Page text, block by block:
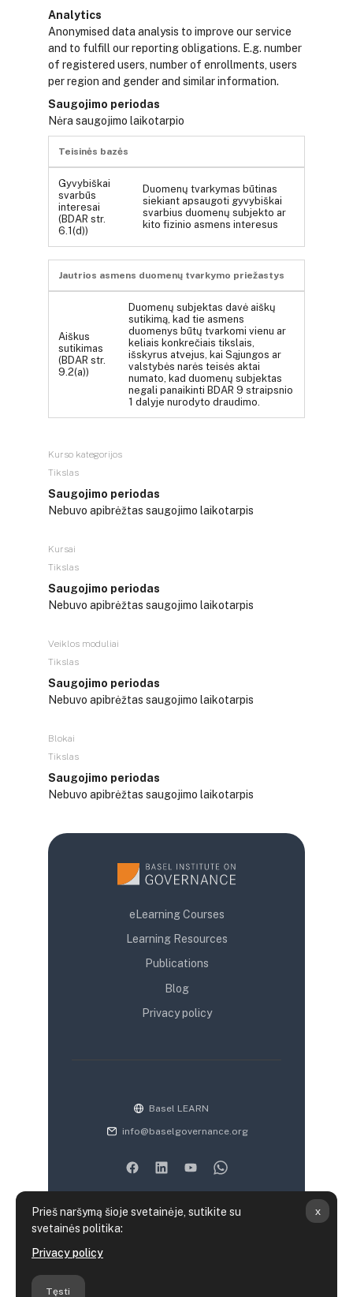
Prieš naršymą šioje svetainėje, sutikite su
svetainės politika:
Privacy policy
Tęsti
x
Analytics
Anonymised data analysis to improve our service
and to fulfill our reporting obligations. E.g. number
of registered users, number of enrollments, users
per region and gender and similar information.
Saugojimo periodas
Nėra saugojimo laikotarpio
Teisinės bazės
Gyvybiškai
svarbūs
interesai
(BDAR str.
6.1(d))
Duomenų tvarkymas būtinas
siekiant apsaugoti gyvybiškai
svarbius duomenų subjekto ar
kito fizinio asmens interesus
Jautrios asmens duomenų tvarkymo priežastys
Aiškus
sutikimas
(BDAR str.
9.2(a))
Duomenų subjektas davė aiškų
sutikimą, kad tie asmens
duomenys būtų tvarkomi vienu ar
keliais konkrečiais tikslais,
išskyrus atvejus, kai Sąjungos ar
valstybės narės teisės aktai
numato, kad duomenų subjektas
negali panaikinti BDAR 9 straipsnio
1 dalyje nurodyto draudimo.
Kurso kategorijos
Tikslas
Saugojimo periodas
Nebuvo apibrėžtas saugojimo laikotarpis
Kursai
Tikslas
Saugojimo periodas
Nebuvo apibrėžtas saugojimo laikotarpis
Veiklos moduliai
Tikslas
Saugojimo periodas
Nebuvo apibrėžtas saugojimo laikotarpis
Blokai
Tikslas
Saugojimo periodas
Nebuvo apibrėžtas saugojimo laikotarpis
eLearning Courses
Learning Resources
Publications
Blog
Privacy policy
Basel LEARN
info@baselgovernance.org
Duomenų saugojimo santrauka
Parsisiųsti mobiliąją programėlę